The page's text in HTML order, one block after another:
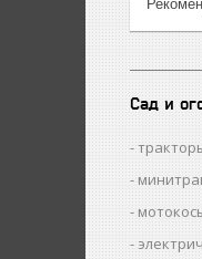
Сад и